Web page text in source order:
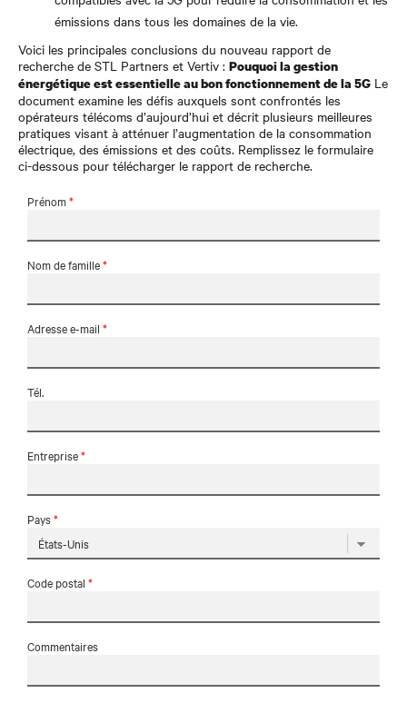
émissions dans tous les domaines de la vie.
Voici les principales conclusions du nouveau rapport de
recherche de STL Partners et Vertiv : Pouquoi la gestion
énergétique est essentielle au bon fonctionnement de la 5G Le
document examine les défis auxquels sont confrontés les
opérateurs télécoms d’aujourd’hui et décrit plusieurs meilleures
pratiques visant à atténuer l’augmentation de la consommation
électrique, des émissions et des coûts. Remplissez le formulaire
ci-dessous pour télécharger le rapport de recherche.
Prénom*
Nom de famille*
Adresse e-mail *
Tél.
Entreprise*
Pays*
Code postal *
Commentaires